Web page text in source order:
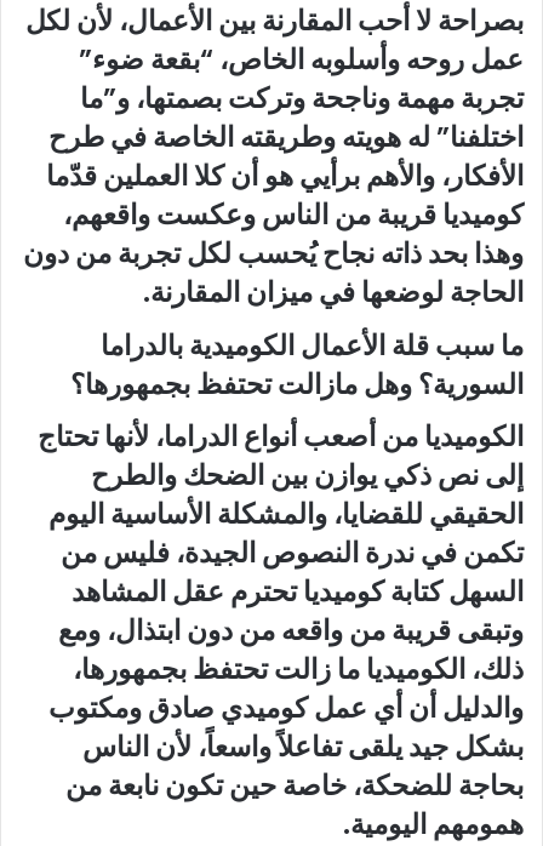
بصراحة لا أحب المقارنة بين الأعمال، لأن لكل
عمل روحه وأسلوبه الخاص، “بقعة ضوء”
تجربة مهمة وناجحة وتركت بصمتها، و”ما
اختلفنا” له هويته وطريقته الخاصة في طرح
الأفكار، والأهم برأيي هو أن كلا العملين قدّما
كوميديا قريبة من الناس وعكست واقعهم،
وهذا بحد ذاته نجاح يُحسب لكل تجربة من دون
الحاجة لوضعها في ميزان المقارنة.
ما سبب قلة الأعمال الكوميدية بالدراما
السورية؟ وهل مازالت تحتفظ بجمهورها؟
الكوميديا من أصعب أنواع الدراما، لأنها تحتاج
إلى نص ذكي يوازن بين الضحك والطرح
الحقيقي للقضايا، والمشكلة الأساسية اليوم
تكمن في ندرة النصوص الجيدة، فليس من
السهل كتابة كوميديا تحترم عقل المشاهد
وتبقى قريبة من واقعه من دون ابتذال، ومع
ذلك، الكوميديا ما زالت تحتفظ بجمهورها،
والدليل أن أي عمل كوميدي صادق ومكتوب
بشكل جيد يلقى تفاعلاً واسعاً، لأن الناس
بحاجة للضحكة، خاصة حين تكون نابعة من
همومهم اليومية.